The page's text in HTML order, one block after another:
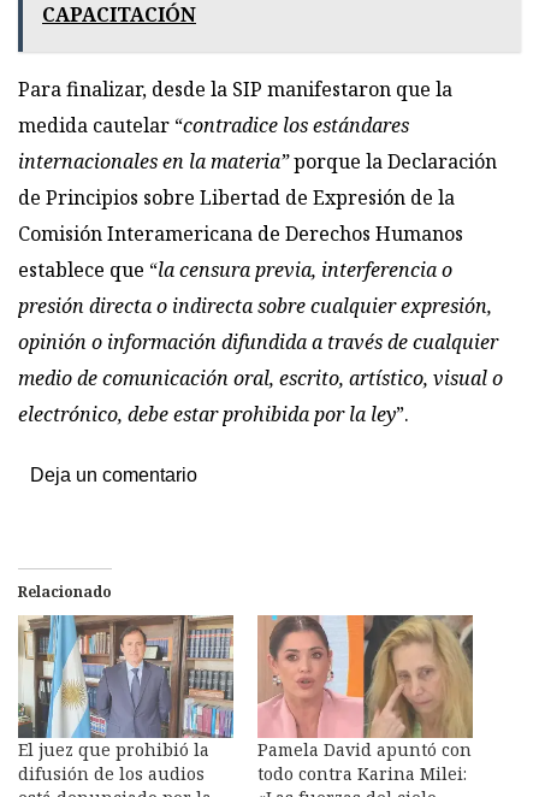
CAPACITACIÓN
Para finalizar, desde la SIP manifestaron que la
medida cautelar “contradice los estándares
internacionales en la materia”porque la Declaración
de Principios sobre Libertad de Expresión de la
Comisión Interamericana de Derechos Humanos
establece que “la censura previa, interferencia o
presión directa o indirecta sobre cualquier expresión,
opinión o información difundida a través de cualquier
medio de comunicación oral, escrito, artístico, visual o
electrónico, debe estar prohibida por la ley”.
Deja un comentario
Relacionado
El juez que prohibió la
difusión de los audios
Pamela David apuntó con
todo contra Karina Milei: